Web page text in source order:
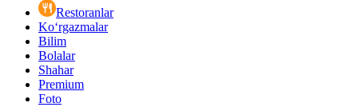
Restoranlar
Ko‘rgazmalar
Bilim
Bolalar
Shahar
Premium
Foto